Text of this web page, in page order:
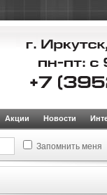
Акции Новости
Запомнить меня